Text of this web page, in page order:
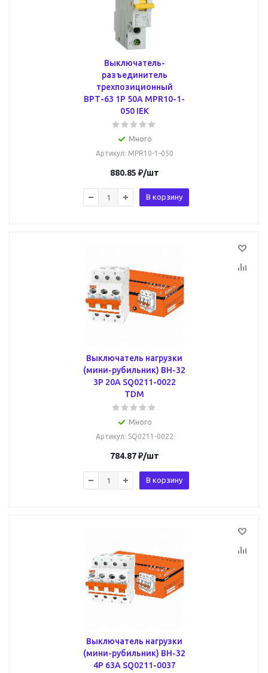
Выключатель-
разъединитель
трехпозиционный
ВРТ-63 1P 50А MPR10-1-
050 IEK
Много
Артикул: MPR10-1-050
880.85 ₽/шт
В корзину
Выключатель нагрузки
(мини-рубильник) ВН-32
3P 20A SQ0211-0022
TDM
Много
Артикул: SQ0211-0022
784.87₽/шт
В корзину
Выключатель нагрузки
(мини-рубильник) ВН-32
4P 63A SQ0211-0037